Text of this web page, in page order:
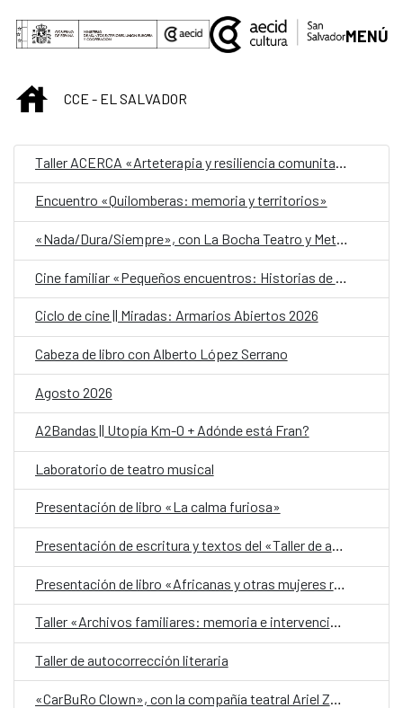
Saltar al contenido principal
MENÚ
INICIOCCE - EL SALVADOR
Encuentro «Quilomberas: memoria y territorios»
«Nada/Dura/Siempre», con La Bocha Teatro y Metafórica
Ciclo de cine || Miradas: Armarios Abiertos 2026
Cabeza de libro con Alberto López Serrano
Agosto 2026
A2Bandas || Utopía Km-0 + Adónde está Fran?
Laboratorio de teatro musical
Presentación de libro «La calma furiosa»
Presentación de escritura y textos del «Taller de autobiografía para mujeres 70+»
Presentación de libro «Africanas y otras mujeres racializadas»
Taller «Archivos familiares: memoria e intervención»
Taller de autocorrección literaria